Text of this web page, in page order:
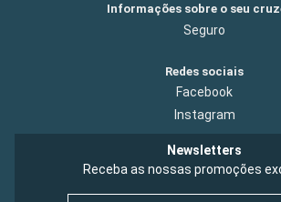
Informações sobre o seu
Seguro
Redes sociais
Facebook
Instagram
Newsletters
Receba as nossas promoções